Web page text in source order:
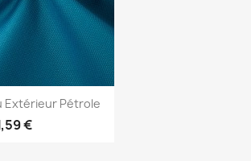
rapide
Extérieur Pétrole
€